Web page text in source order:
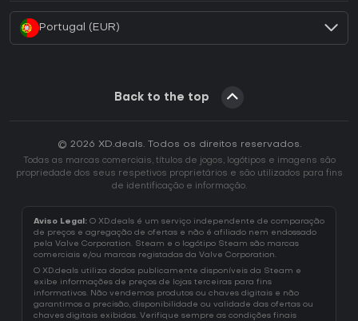
Portugal (EUR)
Back to the top
© 2026 XD.deals. Todos os direitos reservados.
Todas as marcas comerciais, títulos de jogos, logótipos e imagens são
propriedade dos seus respetivos proprietários e são utilizados para fins
de identificação e informação.
Aviso Legal: O XD.deals é um serviço independente de comparação
de preços e agregação de ofertas e não é afiliado nem endossado
pela Valve Corporation. Steam e o logótipo Steam são marcas
comerciais e/ou marcas registadas da Valve Corporation.
O XD.deals utiliza dados publicamente disponíveis da Steam e
exibe informações de preços de lojas terceiras para fins
informativos. Não vendemos produtos ou chaves digitais e não
garantimos a precisão, disponibilidade ou validade das ofertas ou
chaves digitais exibidas. Verifique sempre as condições finais